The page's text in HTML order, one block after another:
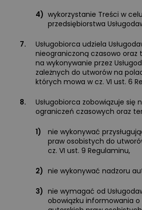
4) wykorzystanie Treści w
przedsiębiorstwa
7.
Usługobiorca udziela
nieograniczoną czasowo oraz
na wykonywanie przez
zależnych do utworów na
których mowa w cz. VI ust. 6
8.
Usługobiorca zobowiązuje się
ograniczeń czasowych oraz
1)
nie wykonywać
praw osobistych do
cz. VI ust. 9 Regulaminu,
2) nie wykonywać nadzoru
3) nie wymagać od
obowiązku informowania